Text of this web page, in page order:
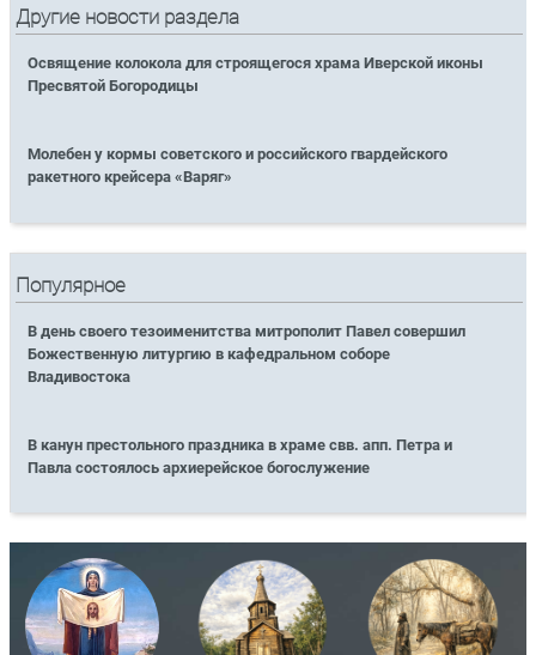
Другие новости раздела
Освящение колокола для строящегося храма Иверской иконы
Пресвятой Богородицы
Молебен у кормы советского и российского гвардейского
ракетного крейсера «Варяг»
Популярное
В день своего тезоименитства митрополит Павел совершил
Божественную литургию в кафедральном соборе
Владивостока
В канун престольного праздника в храме свв. апп. Петра и
Павла состоялось архиерейское богослужение